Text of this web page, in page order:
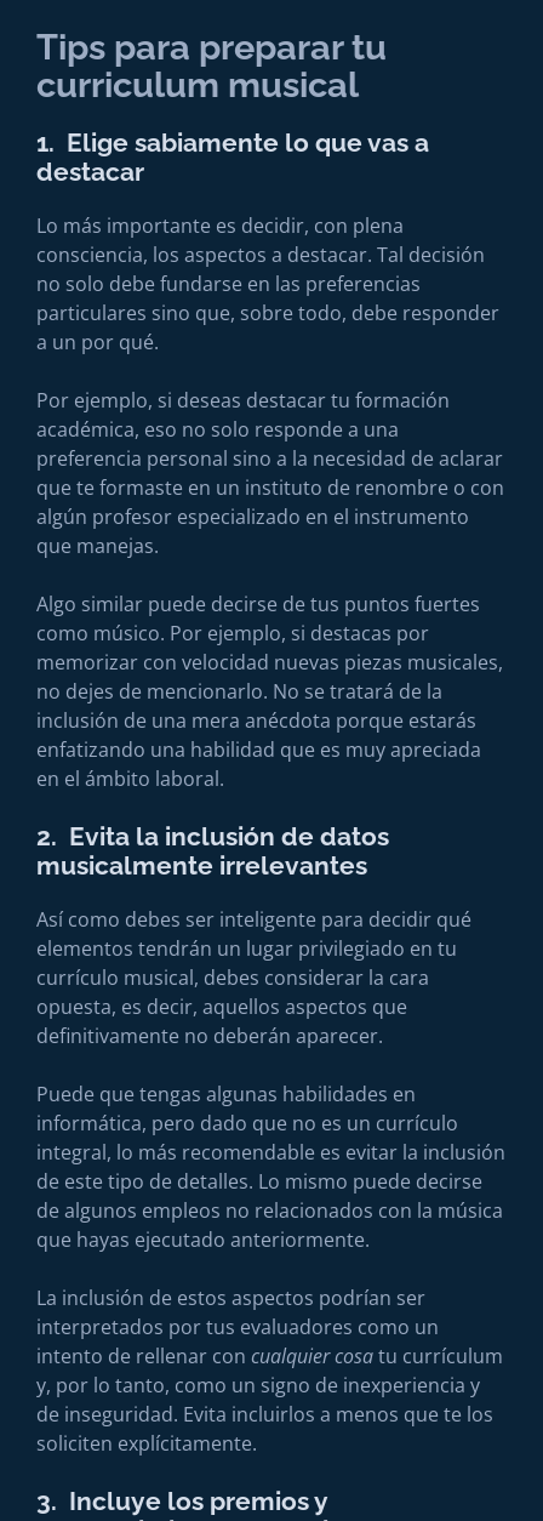
Tips para preparar tu
curriculum musical
1. Elige sabiamente lo que vas a
destacar
Lo más importante es decidir, con plena
consciencia, los aspectos a destacar. Tal decisión
no solo debe fundarse en las preferencias
particulares sino que, sobre todo, debe responder
a un por qué.
Por ejemplo, si deseas destacar tu formación
académica, eso no solo responde a una
preferencia personal sino a la necesidad de aclarar
que te formaste en un instituto de renombre o con
algún profesor especializado en el instrumento
que manejas.
Algo similar puede decirse de tus puntos fuertes
como músico. Por ejemplo, si destacas por
memorizar con velocidad nuevas piezas musicales,
no dejes de mencionarlo. No se tratará de la
inclusión de una mera anécdota porque estarás
enfatizando una habilidad que es muy apreciada
en el ámbito laboral.
2. Evita la inclusión de datos
musicalmente irrelevantes
Así como debes ser inteligente para decidir qué
elementos tendrán un lugar privilegiado en tu
currículo musical, debes considerar la cara
opuesta, es decir, aquellos aspectos que
definitivamente no deberán aparecer.
Puede que tengas algunas habilidades en
informática, pero dado que no es un currículo
integral, lo más recomendable es evitar la inclusión
de este tipo de detalles. Lo mismo puede decirse
de algunos empleos no relacionados con la música
que hayas ejecutado anteriormente.
La inclusión de estos aspectos podrían ser
interpretados por tus evaluadores como un
intento de rellenar con cualquier cosatu currículum
y, por lo tanto, como un signo de inexperiencia y
de inseguridad. Evita incluirlos a menos que te los
soliciten explícitamente.
3. Incluye los premios y